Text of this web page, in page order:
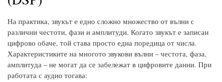
На практика, звукът е едно сложно множество от вълни с
различни честоти, фази и амплитуди. Когато звукът е записан
цифрово обаче, той става просто една поредица от числа.
Характеристиките на многото звукови вълни – честота, фаза,
амплитуда – не могат да се забележат в цифровите данни. При
работата с аудио тогава: